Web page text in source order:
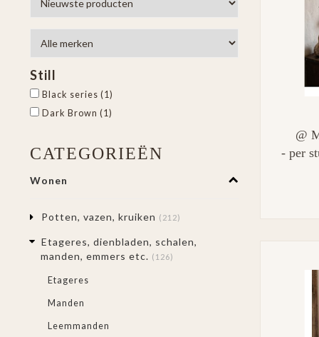
Still
Black series (1)
Dark Brown (1)
CATEGORIEËN
Wonen
Potten, vazen, kruiken (212)
Etageres, dienbladen, schalen,
manden, emmers etc. (126)
Etageres
Manden
Leemmanden
@
- per